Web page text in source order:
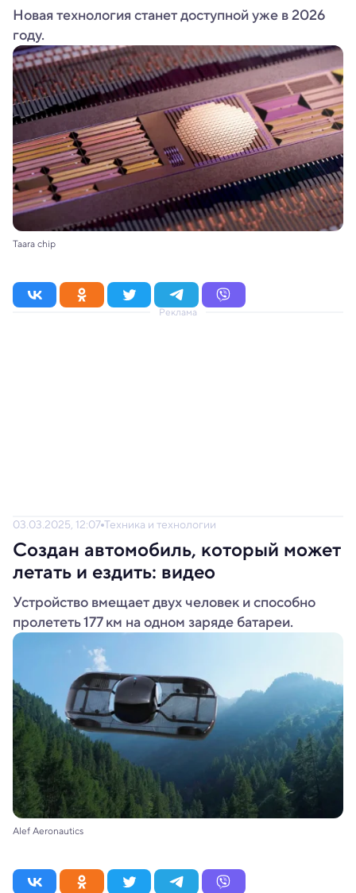
Новая технология станет доступной уже в 2026
году.
Taara chip
Реклама
03.03.2025, 12:07 Техника и технологии
Создан автомобиль, который может
летать и ездить: видео
Устройство вмещает двух человек и способно
пролететь 177 км на одном заряде батареи.
Alef Aeronautics